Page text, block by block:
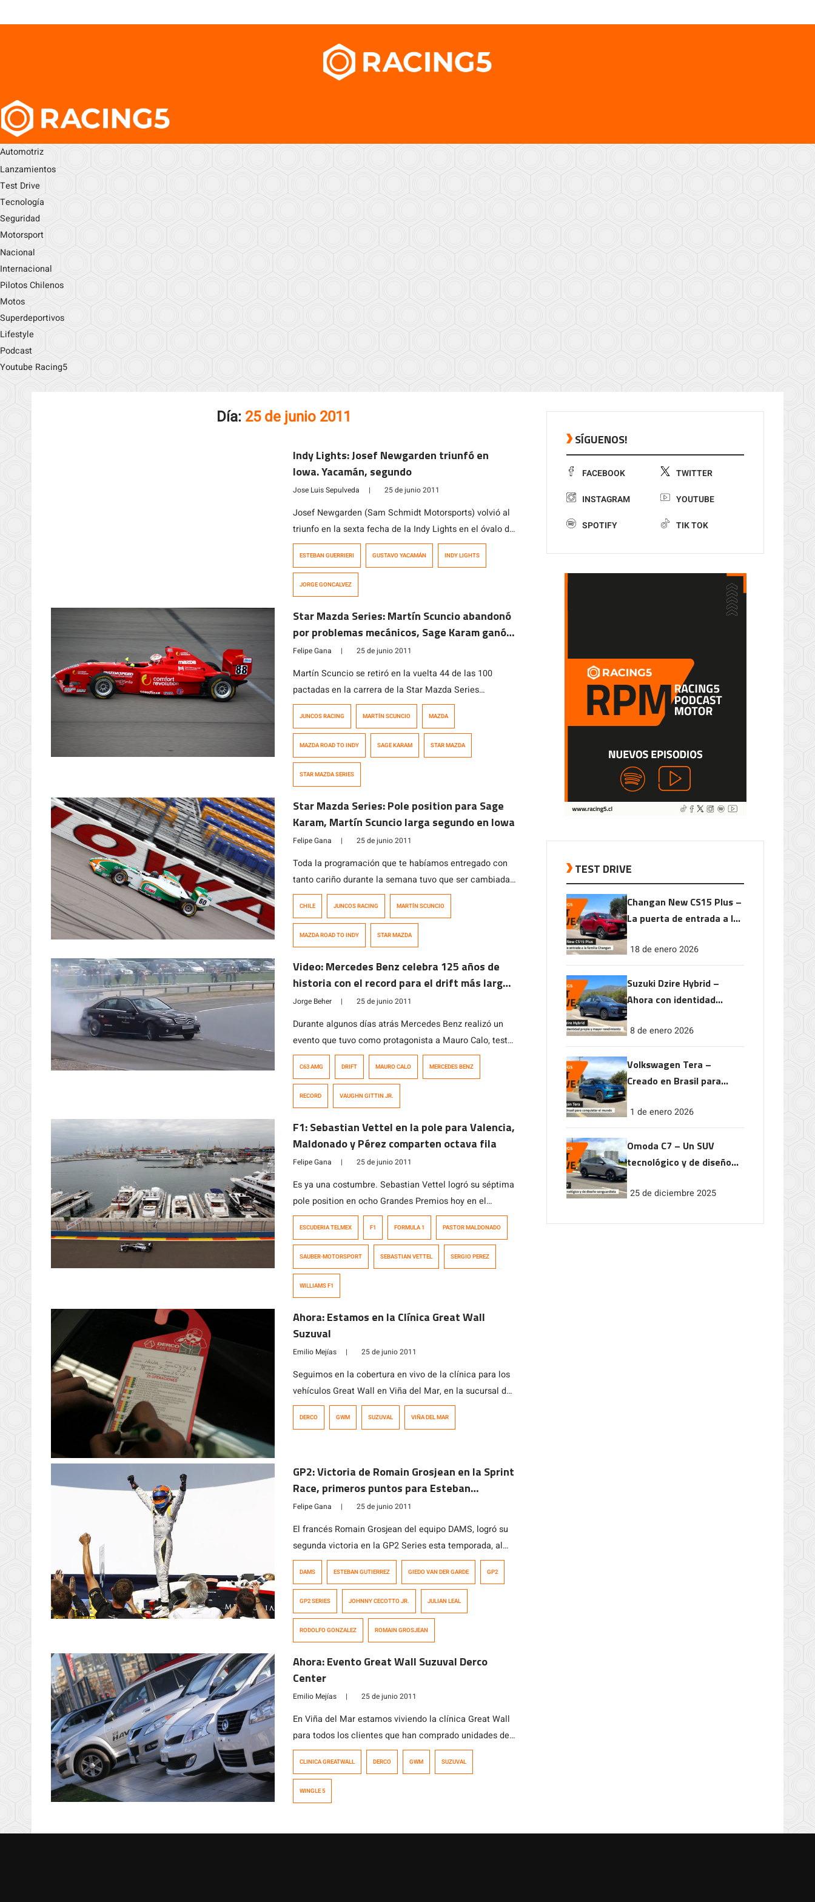
Automotriz
Lanzamientos
Test Drive
Tecnología
Seguridad
Motorsport
Nacional
Internacional
Pilotos Chilenos
Motos
Superdeportivos
Lifestyle
Podcast
Youtube Racing5
Día: 25 de junio 2011
Indy Lights: Josef Newgarden triunfó en
Iowa. Yacamán, segundo
Jose Luis Sepulveda | 25 de junio 2011
Josef Newgarden (Sam Schmidt Motorsports) volvió al
triunfo en la sexta fecha de la Indy Lights en el óvalo de
Iowa, obteniendo su tercer triunfo de la temporada. El
Esteban Guerrieri (Sam Schmidt Motorsports), tras lo
[…]
ESTEBAN GUERRIERI GUSTAVO YACAMÁN INDY LIGHTS
JORGE GONCALVEZ
Star Mazda Series: Martín Scuncio abandonó
por problemas mecánicos, Sage Karam ganó
en Iowa
Felipe Gana | 25 de junio 2011
Martín Scuncio se retiró en la vuelta 44 de las 100
pactadas en la carrera de la Star Mazda Series
disputada en el Iowa Speedway hoy. El piloto nacional
a unos 5 segundos del líder y en definitiva, ganador de
[…]
JUNCOS RACING MARTÍN SCUNCIO MAZDA
MAZDA ROAD TO INDY SAGE KARAM STAR MAZDA
STAR MAZDA SERIES
Star Mazda Series: Pole position para Sage
Karam, Martín Scuncio larga segundo en Iowa
Felipe Gana | 25 de junio 2011
Toda la programación que te habíamos entregado con
tanto cariño durante la semana tuvo que ser cambiada
por la lluvia que afectó a Iowa durante la mañana de
la práctica del día de hoy […]
CHILE JUNCOS RACING MARTÍN SCUNCIO
MAZDA ROAD TO INDY STAR MAZDA
Video: Mercedes Benz celebra 125 años de
historia con el record para el drift más largo
del mundo
Jorge Beher | 25 de junio 2011
Durante algunos días atrás Mercedes Benz realizó un
evento que tuvo como protagonista a Mauro Calo, tester
oficial de la marca, a quien se le ocurrió
de los tantos eventos que se están haciendo en honor a
que este año, Mercedes Benz celebra 125 años de
historia, […]
C63 AMG DRIFT MAURO CALO MERCEDES BENZ
RECORD VAUGHN GITTIN JR.
F1: Sebastian Vettel en la pole para Valencia,
Maldonado y Pérez comparten octava fila
Felipe Gana | 25 de junio 2011
Es ya una costumbre. Sebastian Vettel logró su séptima
pole position en ocho Grandes Premios hoy en el
circuito callejero de Valencia, con una diferencia de dos
Racing, Mark Webber. Lewis Hamilton parte tercero,
seguido por las […]
ESCUDERIA TELMEX F1 FORMULA 1 PASTOR MALDONADO
SAUBER-MOTORSPORT SEBASTIAN VETTEL SERGIO PEREZ
WILLIAMS F1
Ahora: Estamos en la Clínica Great Wall
Suzuval
Emilio Mejías | 25 de junio 2011
Seguimos en la cobertura en vivo de la clínica para los
vehículos Great Wall en Viña del Mar, en la sucursal de
Suzuval. Uno de los puntos mas atractivos es la revisión
de refrigeración, […]
DERCO GWM SUZUVAL VIÑA DEL MAR
GP2: Victoria de Romain Grosjean en la Sprint
Race, primeros puntos para Esteban
Gutiérrez
Felipe Gana | 25 de junio 2011
El francés Romain Grosjean del equipo DAMS, logró su
segunda victoria en la GP2 Series esta temporada, al
imponerse en la Feature Race de la cuarta fecha que se
disputa en el circuito callejero de Valencia. Grosjean se
del equipo Barwa Addax: en primer lugar, el […]
DAMS ESTEBAN GUTIERREZ GIEDO VAN DER GARDE GP2
GP2 SERIES JOHNNY CECOTTO JR. JULIAN LEAL
RODOLFO GONZALEZ ROMAIN GROSJEAN
Ahora: Evento Great Wall Suzuval Derco
Center
Emilio Mejías | 25 de junio 2011
En Viña del Mar estamos viviendo la clínica Great Wall
para todos los clientes que han comprado unidades de
la marca china de la Gran Muralla. El evento, que
comenzó a las 10:30 en la sucursal viñamarina de
de clientes, los cuales han podido chequear sus
CLINICA GREATWALL DERCO GWM SUZUVAL
WINGLE 5
SÍGUENOS!
FACEBOOK TWITTER
INSTAGRAM YOUTUBE
SPOTIFY TIK TOK
TEST DRIVE
Changan New CS15 Plus –
La puerta de entrada a la
18 de enero 2026
Suzuki Dzire Hybrid –
Ahora con identidad
rendimiento
8 de enero 2026
Volkswagen Tera –
Creado en Brasil para
1 de enero 2026
Omoda C7 – Un SUV
tecnológico y de diseño
25 de diciembre 2025